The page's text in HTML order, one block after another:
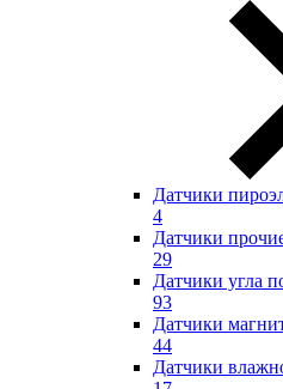
Датчики
4
Датчики
29
Датчики угла
93
Датчики
44
Датчики